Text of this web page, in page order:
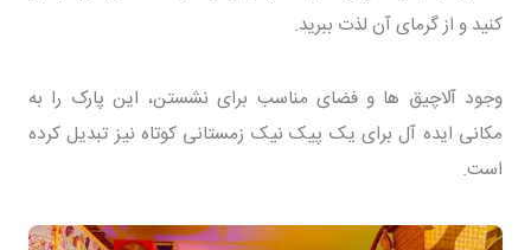
کنید و از گرمای آن لذت ببرید.
وجود آلاچیق ها و فضای مناسب برای نشستن، این پارک را به
مکانی ایده آل برای یک پیک نیک زمستانی کوتاه نیز تبدیل کرده
است.